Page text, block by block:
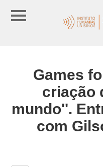
Games
criação
mundo''.
com